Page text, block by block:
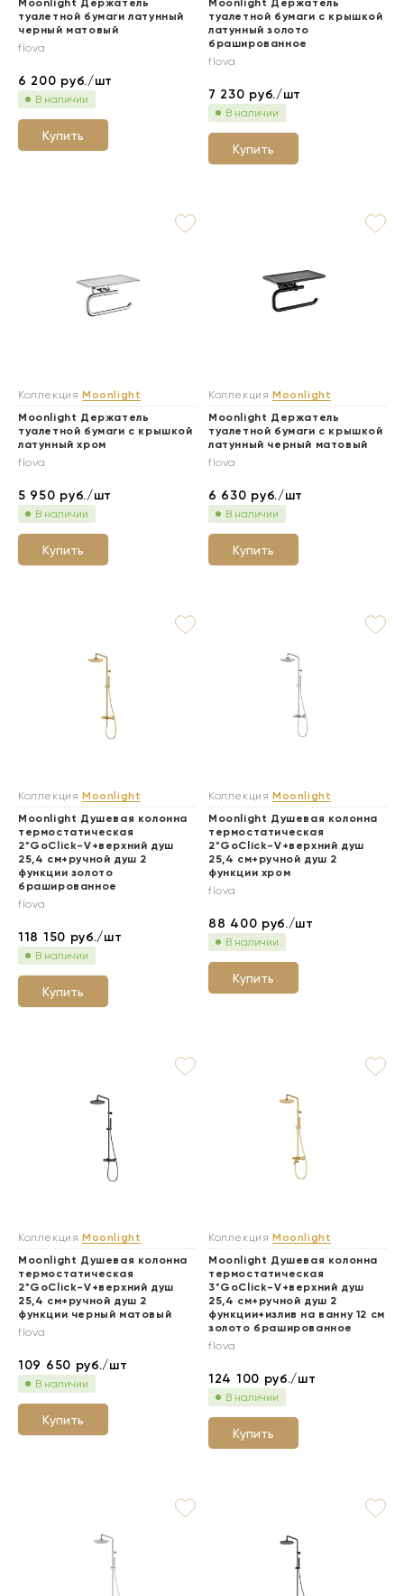
Moonlight Держатель
туалетной бумаги латунный
черный матовый
flova
6 200 руб./шт
В наличии
Купить
Moonlight Держатель
туалетной бумаги с крышкой
латунный золото
брашированное
flova
7 230 руб./шт
В наличии
Купить
Коллекция Moonlight
Moonlight Держатель
туалетной бумаги с крышкой
латунный хром
flova
5 950 руб./шт
В наличии
Купить
Коллекция Moonlight
Moonlight Держатель
туалетной бумаги с крышкой
латунный черный матовый
flova
6 630 руб./шт
В наличии
Купить
Коллекция Moonlight
Moonlight Душевая колонна
термостатическая
2*GoClick-V+верхний душ
25,4 см+ручной душ 2
функции золото
брашированное
flova
118 150 руб./шт
В наличии
Купить
Коллекция Moonlight
Moonlight Душевая колонна
термостатическая
2*GoClick-V+верхний душ
25,4 см+ручной душ 2
функции хром
flova
88 400 руб./шт
В наличии
Купить
Коллекция Moonlight
Moonlight Душевая колонна
термостатическая
2*GoClick-V+верхний душ
25,4 см+ручной душ 2
функции черный матовый
flova
109 650 руб./шт
В наличии
Купить
Коллекция Moonlight
Moonlight Душевая колонна
термостатическая
3*GoClick-V+верхний душ
25,4 см+ручной душ 2
функции+излив на ванну 12 см
золото брашированное
flova
124 100 руб./шт
В наличии
Купить